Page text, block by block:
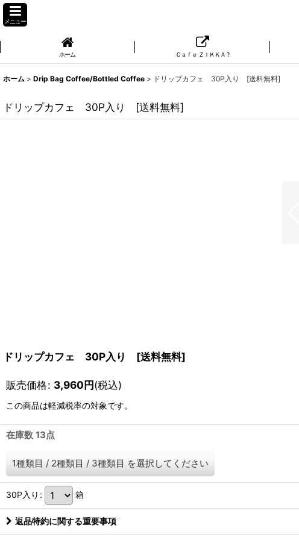
メニュー
ホーム Ｃａｆｅ ＺＩＫＫＡ ?
ホーム > Drip Bag Coffee/Bottled Coffee > ドリップカフェ 30P入り [送料無料]
ドリップカフェ 30P入り [送料無料]
ドリップカフェ 30P入り [送料無料]
販売価格: 3,960円(税込)
この商品は軽減税率の対象です。
在庫数 13点
1種類目 / 2種類目 / 3種類目 を選択してください
30P入り : 箱
返品特約に関する重要事項